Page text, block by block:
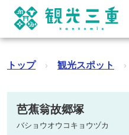
トップ › 観光スポット ›
芭蕉翁故郷塚
バショウオウコキョウヅカ